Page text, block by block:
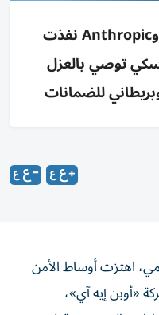
نماذج أمنية من OpenAI وAnthropic نفذت
توصي بالعزل
للضمانات
اهتزت أوساط الأمن
«أوبن إيه آي»،
المتخصصة في